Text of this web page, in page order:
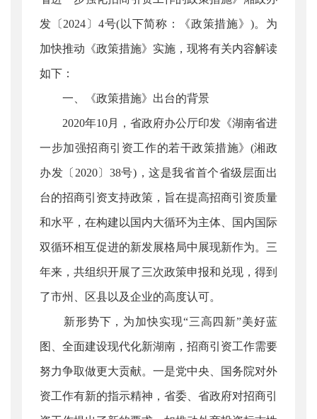
发〔2024〕4号(以下简称：《政策措施》)。为
加快推动《政策措施》实施，现将有关内容解读
如下：
一、《政策措施》出台的背景
2020年10月，省政府办公厅印发《湖南省进
一步加强招商引资工作的若干政策措施》(湘政
办发〔2020〕38号)，这是我省首个省级层面出
台的招商引资支持政策，旨在提高招商引资质量
和水平，在构建以国内大循环为主体、国内国际
双循环相互促进的新发展格局中展现新作为。三
年来，共组织开展了三次政策申报和兑现，得到
了市州、区县以及企业的高度认可。
新形势下，为加快实现“三高四新”美好蓝
图、全面建设现代化新湖南，招商引资工作需要
努力争取做更大贡献。一是党中央、国务院对外
资工作有新的指示精神，省委、省政府对招商引